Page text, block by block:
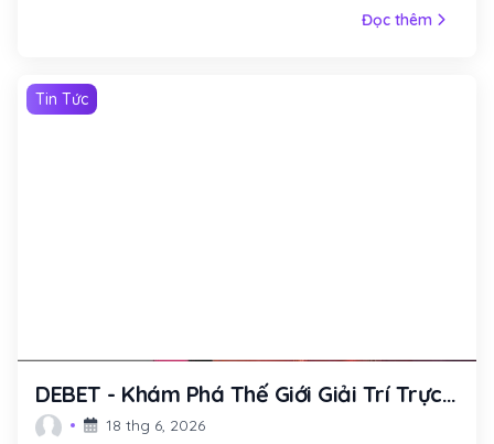
Đọc thêm
Tin Tức
DEBET - Khám Phá Thế Giới Giải Trí Trực
Tuyến Thú Vị Nhất
18 thg 6, 2026